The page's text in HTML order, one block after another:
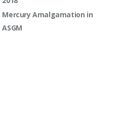
Mercury Amalgamation in
ASGM